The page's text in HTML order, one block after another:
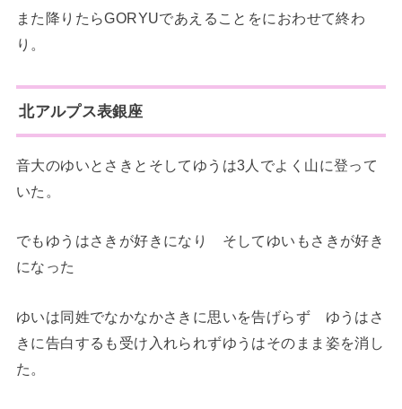
また降りたらGORYUであえることをにおわせて終わ
り。
北アルプス表銀座
音大のゆいとさきとそしてゆうは3人でよく山に登って
いた。
でもゆうはさきが好きになり そしてゆいもさきが好き
になった
ゆいは同姓でなかなかさきに思いを告げらず ゆうはさ
きに告白するも受け入れられずゆうはそのまま姿を消し
た。